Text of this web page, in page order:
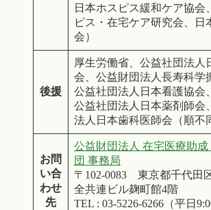
日本ホスピス緩和ケア協会
ピス・在宅ケア研究会、日
会）
後援
厚生労働省、公益社団法人
会、公益財団法人長寿科学
公益社団法人日本看護協会、
公益社団法人日本薬剤師会
法人日本歯科医師会（順不
お問
い合
わせ
先
公益財団法人 在宅医療助
団 事務局
〒102-0083 東京都千代田
全共連ビル麹町館4階
TEL : 03-5226-6266（平日